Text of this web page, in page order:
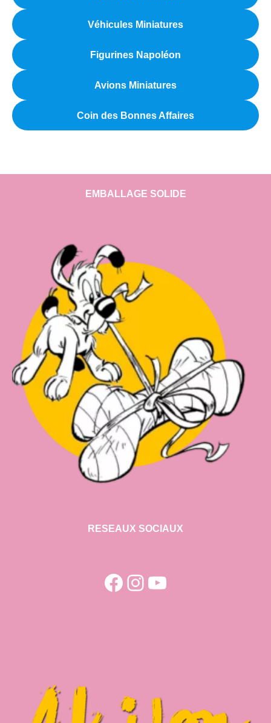
Véhicules Miniatures
Figurines Napoléon
Avions Miniatures
Coin des Bonnes Affaires
EMBALLAGE SOLIDE
RESEAUX SOCIAUX
Facebook
Instagram
YouTube